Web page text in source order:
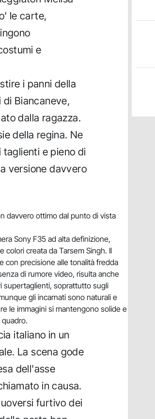
le carte,
e
i panni della
di Biancaneve,
dalla ragazza.
della regina. Ne
e pieno di
versione davvero
davvero ottimo dal punto di vista
Sony F35 ad alta definizione,
colori creata da Tarsem Singh. Il
con precisione alle tonalità fredda
di rumore video, risulta anche
supertaglienti, soprattutto sugli
gli incarnati sono naturali e
le immagini si mantengono solide e
italiano in un
La scena gode
dell'asse
in causa.
furtivo dei